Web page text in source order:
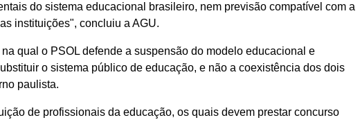
do sistema educacional brasileiro, nem previsão compatível com a
instituições", concluiu a AGU.
qual o PSOL defende a suspensão do modelo educacional e
o sistema público de educação, e não a coexistência dos dois
paulista.
de profissionais da educação, os quais devem prestar concurso